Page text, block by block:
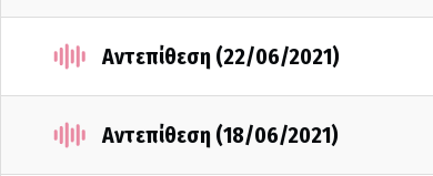
Αντεπίθεση (22/06/2021)
Αντεπίθεση (18/06/2021)